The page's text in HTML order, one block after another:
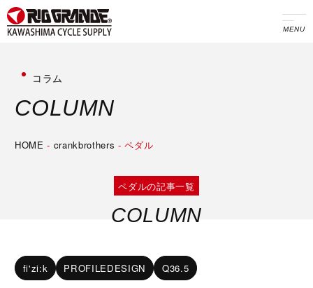
MENU
コラム
COLUMN
HOME - crankbrothers -ペダル
ペダルの記事一覧
COLUMN
fi'zi:k PROFILEDESIGN Q36.5